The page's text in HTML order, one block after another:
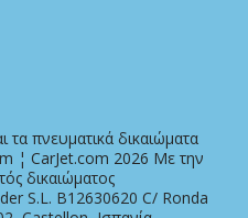
πνευματικά δικαιώματα
¦ CarJet.com 2026 Με την
δικαιώματος
S.L. B12630620 C/ Ronda